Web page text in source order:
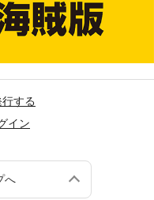
する
イン
へ